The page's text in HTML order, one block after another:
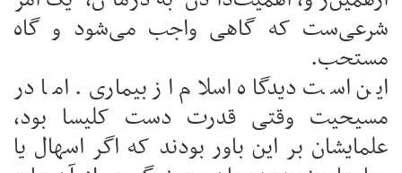
شرعی‌ست که گاهی واجب می‌شود و گاه
مستحب.
این است دیدگاه اسلام از بیماری‌. اما در
مسیحیت وقتی قدرت دست کلیسا بود،
علمایشان بر این باور بودند که اگر اسهال یا